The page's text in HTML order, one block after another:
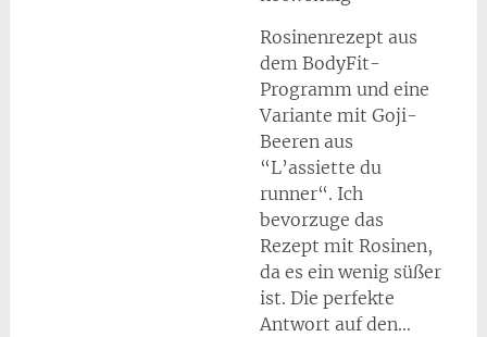
Rosinenrezept aus
dem BodyFit-
Programm und eine
Variante mit Goji-
Beeren aus
“L’assiette du
runner“. Ich
bevorzuge das
Rezept mit Rosinen,
da es ein wenig süßer
ist. Die perfekte
Antwort auf den…